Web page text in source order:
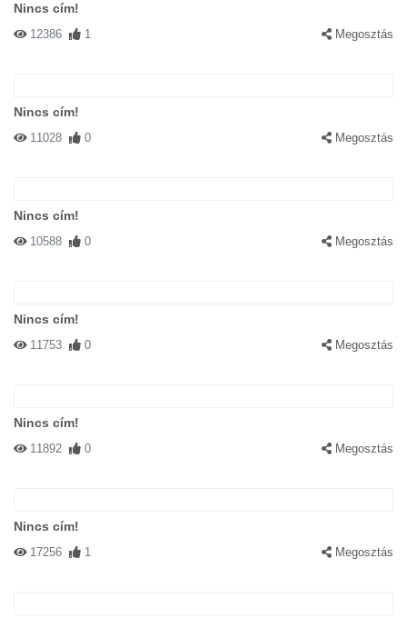
Nincs cím!
12386 1 Megosztás
Nincs cím!
11028 0 Megosztás
Nincs cím!
10588 0 Megosztás
Nincs cím!
11753 0 Megosztás
Nincs cím!
11892 0 Megosztás
Nincs cím!
17256 1 Megosztás